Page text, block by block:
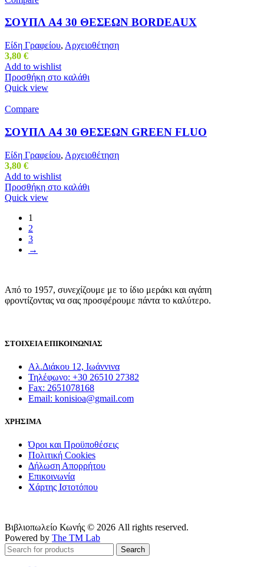
ΣΟΥΠΛ Α4 30 ΘΕΣΕΩΝ BORDEAUX
Είδη Γραφείου, Αρχειοθέτηση
3,80 €
Add to wishlist
Προσθήκη στο καλάθι
Quick view
Compare
ΣΟΥΠΛ Α4 30 ΘΕΣΕΩΝ GREEN FLUO
Είδη Γραφείου, Αρχειοθέτηση
3,80 €
Add to wishlist
Προσθήκη στο καλάθι
Quick view
1
2
3
→
Από το 1957, συνεχίζουμε με το ίδιο μεράκι και αγάπη
φροντίζοντας να σας προσφέρουμε πάντα το καλύτερο.
ΣΤΟΙΧΕΙΑ ΕΠΙΚΟΙΝΩΝΙΑΣ
Αλ.Διάκου 12, Ιωάννινα
Τηλέφωνο: +30 26510 27382
Fax: 2651078168
Email: konisioa@gmail.com
ΧΡΗΣΙΜΑ
Όροι και Προϋποθέσεις
Πολιτική Cookies
Δήλωση Απορρήτου
Επικοινωνία
Χάρτης Ιστοτόπου
Βιβλιοπωλείο Κωνής © 2026 All rights reserved.
Powered by The TM Lab
Search